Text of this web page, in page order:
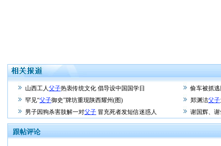
山西工人父子热衷传统文化 倡导设中国国学日
偷车被抓
罕见“父子御史”牌坊重现陕西耀州(图) 郑渊洁父子
男子因狗杀害肢解一对父子 冒充死者发短信迷惑人 谢国辉、
跟帖评论